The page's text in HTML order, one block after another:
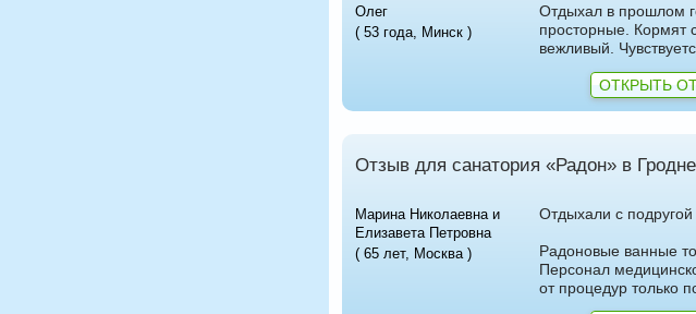
Олег
( 53 года, Минск )
Отдыхал в прошлом
просторные. Кормят
вежливый.
ОТКРЫТЬ
Отзыв для санатория «Радон» в
Марина Николаевна и
Елизавета Петровна
( 65 лет, Москва )
Отдыхали с подругой
Радоновые ванные
Персонал
от процедур только